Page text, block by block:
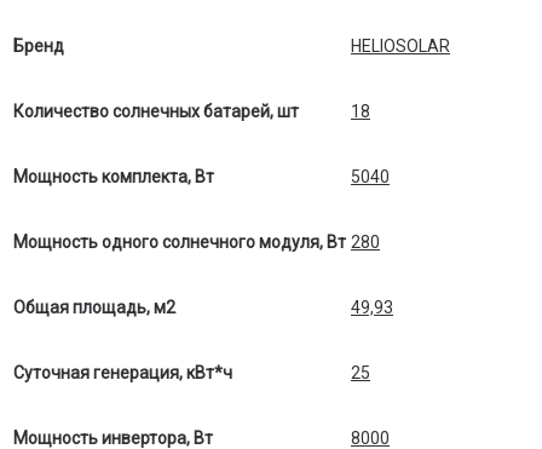
Бренд HELIOSOLAR
Количество солнечных батарей, шт 18
Мощность комплекта, Вт 5040
Мощность одного солнечного модуля, Вт 280
Общая площадь, м2 49,93
Суточная генерация, кВт*ч 25
Мощность инвертора, Вт 8000